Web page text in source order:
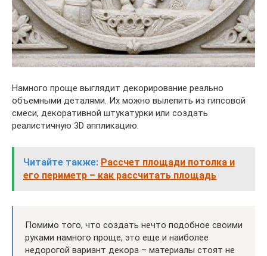
Намного проще выглядит декорирование реально
объемными деталями. Их можно вылепить из гипсовой
смеси, декоративной штукатурки или создать
реалистичную 3D аппликацию.
Читайте также: Рассчет площади потолка и
его периметр – как рассчитать площадь
Помимо того, что создать нечто подобное своими
руками намного проще, это еще и наиболее
недорогой вариант декора – материалы стоят не